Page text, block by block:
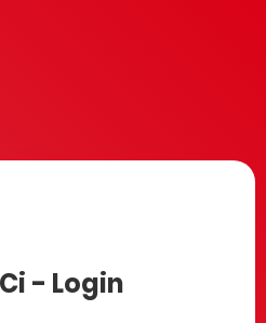
- Login